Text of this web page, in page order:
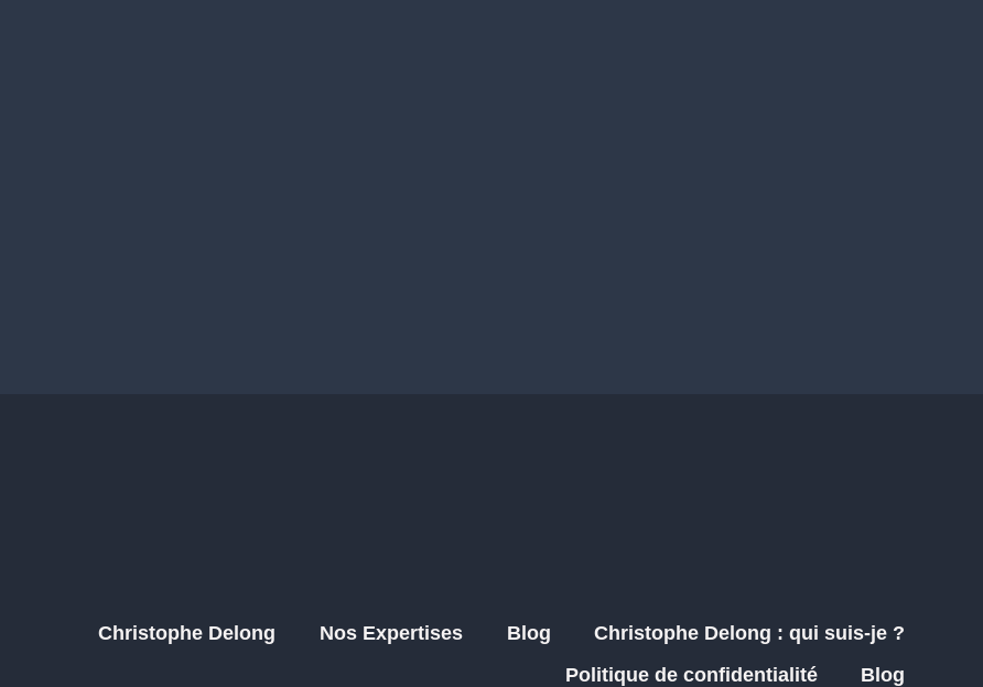
Christophe Delong Nos Expertises Blog
Christophe Delong : qui suis-je ?
Politique de confidentialité
Blog